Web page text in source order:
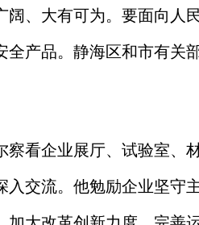
阔、大有可为。要面向人
全产品。静海区和市有关
看企业展厅、试验室、
入交流。他勉励企业坚守